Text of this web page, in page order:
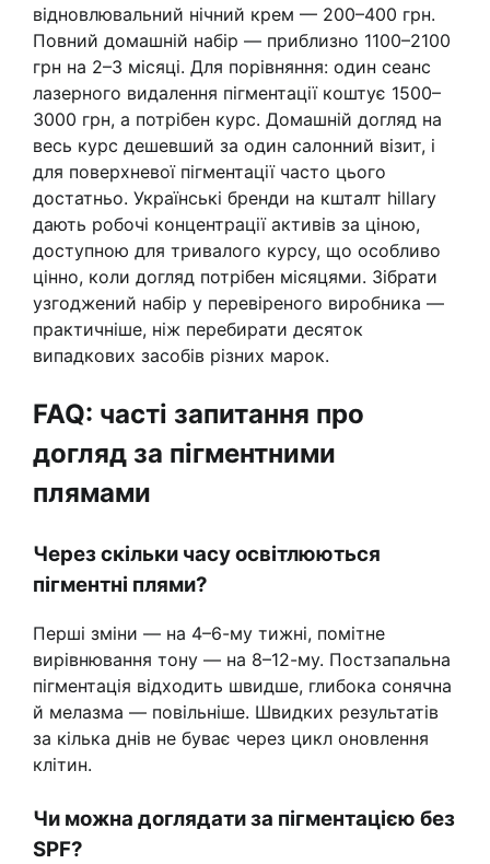
відновлювальний нічний крем — 200–400 грн.
Повний домашній набір — приблизно 1100–2100
грн на 2–3 місяці. Для порівняння: один сеанс
лазерного видалення пігментації коштує 1500–
3000 грн, а потрібен курс. Домашній догляд на
весь курс дешевший за один салонний візит, і
для поверхневої пігментації часто цього
достатньо. Українські бренди на кшталт hillary
дають робочі концентрації активів за ціною,
доступною для тривалого курсу, що особливо
цінно, коли догляд потрібен місяцями. Зібрати
узгоджений набір у перевіреного виробника —
практичніше, ніж перебирати десяток
випадкових засобів різних марок.
FAQ: часті запитання про
догляд за пігментними
плямами
Через скільки часу освітлюються
пігментні плями?
Перші зміни — на 4–6-му тижні, помітне
вирівнювання тону — на 8–12-му. Постзапальна
пігментація відходить швидше, глибока сонячна
й мелазма — повільніше. Швидких результатів
за кілька днів не буває через цикл оновлення
клітин.
Чи можна доглядати за пігментацією без
SPF?